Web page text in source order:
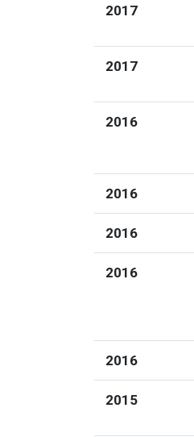
2017
2017
2016
2016
2016
2016
2016
2015